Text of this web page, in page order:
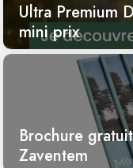
Ultra Premium
mini prix
Brochure
Zaventem